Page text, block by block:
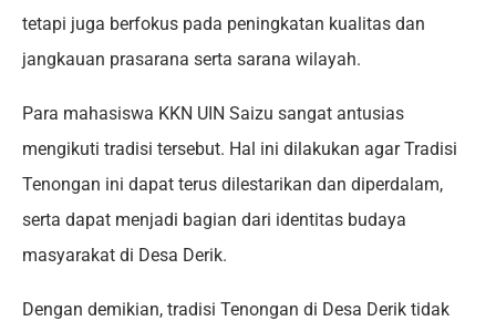
tetapi juga berfokus pada peningkatan kualitas dan
jangkauan prasarana serta sarana wilayah.
Para mahasiswa KKN UIN Saizu sangat antusias
mengikuti tradisi tersebut. Hal ini dilakukan agar Tradisi
Tenongan ini dapat terus dilestarikan dan diperdalam,
serta dapat menjadi bagian dari identitas budaya
masyarakat di Desa Derik.
Dengan demikian, tradisi Tenongan di Desa Derik tidak